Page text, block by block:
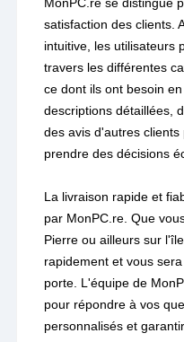
satisfaction des clients.
intuitive, les utilisateurs
travers les différentes
ce dont ils ont besoin
descriptions détaillées,
des avis d'autres
prendre des décisions
La livraison rapide et
par MonPC.re. Que
Pierre ou ailleurs sur
rapidement et vous
porte. L'équipe de
pour répondre à vos
personnalisés et